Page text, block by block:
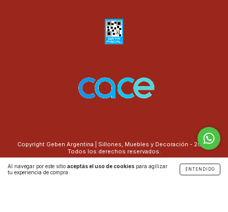
Al navegar por este sitio aceptás el uso de cookies para agilizar
tu experiencia de compra.
ENTENDIDO
Copyright Geben Argentina | Sillones, Muebles y Decoración - 2026.
Todos los derechos reservados.
Defensa de las y los consumidores. Para reclamos
ingresá acá.